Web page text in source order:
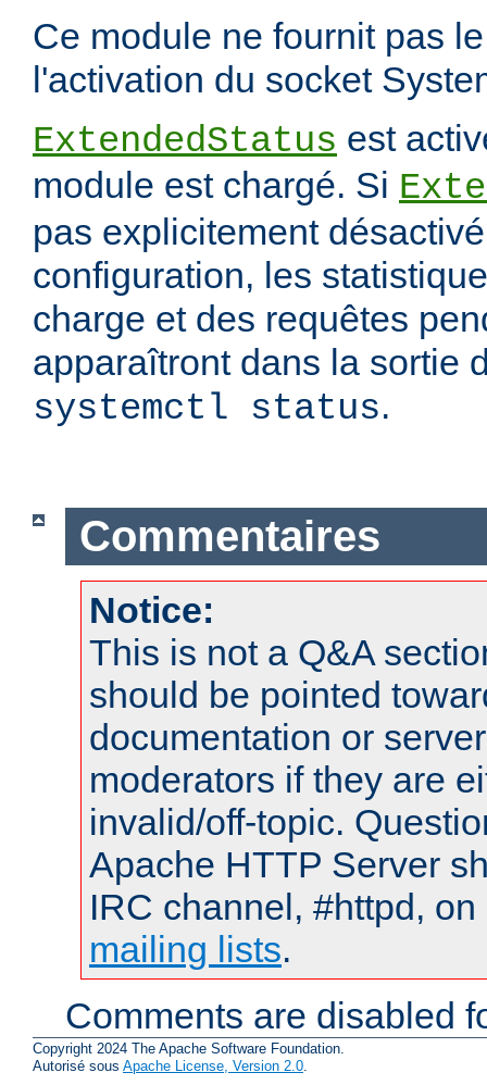
Ce module ne fournit pas
l'activation du socket
ExtendedStatus est
module est chargé. Si
pas explicitement
configuration, les
charge et des requêtes
apparaîtront dans la sortie
systemctl status.
Commentaires
Notice:
This is not a Q&A
should be pointed
documentation or
moderators if they are
invalid/off-topic.
Apache HTTP Server
IRC channel, #httpd,
mailing lists.
Comments are disabled
Copyright 2024 The Apache Software Foundation.
Autorisé sous Apache License, Version 2.0.